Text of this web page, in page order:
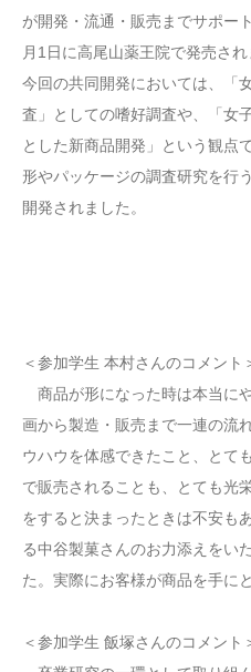
が開発・流通・販売までサポー
月1日に高尾山薬王院で発売され
今回の共同開発においては、「
査」としての嗜好調査や、「女
とした新商品開発」という観点
形やパッケージの調査研究を行
開発されました。
＜参加学生 本村さんのコメント
商品が形になった時は本当に
画から製造・販売まで一連の流
ウハウを体感できたこと、とて
で販売されることも、とても光
をすると決まったときは不安も
る中谷製菓さんのお力添えをい
た。実際にお客様が商品を手に
＜参加学生 飯塚さんのコメント